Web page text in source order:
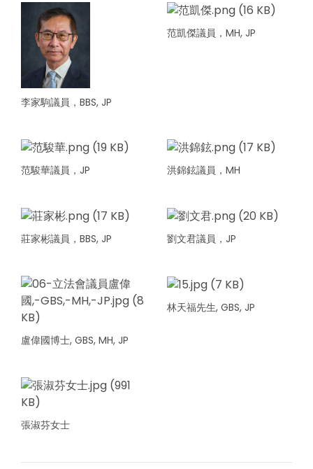
李家駒議員，BBS, JP
范凱傑議員，MH, JP
范駿華議員，JP 洪錦鉉議員，MH
莊家彬議員，BBS, JP 劉文君議員，JP
盧偉國博士, GBS, MH, JP
林天福先生, GBS, JP
張淑芬女士